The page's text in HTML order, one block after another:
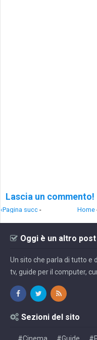
Lascia un commento!
‹Pagina succ - Home
Oggi è un altro post
Un sito che parla di tutto e
tv, guide per il computer,
Sezioni del sito